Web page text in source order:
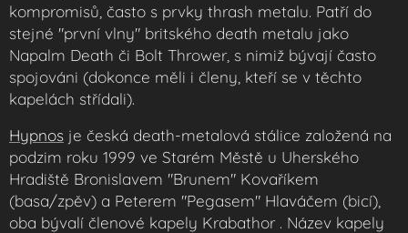
kompromisů, často s prvky thrash metalu. Patří do
stejné "první vlny" britského death metalu jako
Napalm Death či Bolt Thrower, s nimiž bývají často
spojováni (dokonce měli i členy, kteří se v těchto
kapelách střídali).
Hypnos je česká death-metalová stálice založená na
podzim roku 1999 ve Starém Městě u Uherského
Hradiště Bronislavem "Brunem" Kovaříkem
(basa/zpěv) a Peterem "Pegasem" Hlaváčem (bicí),
oba bývalí členové kapely Krabathor . Název kapely